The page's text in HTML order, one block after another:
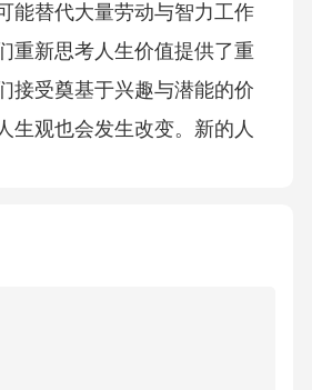
能替代大量劳动与智力工作
重新思考人生价值提供了重
接受奠基于兴趣与潜能的价
生观也会发生改变。新的人
所取代。随着人生观的转
智能时代，教育的培养重心